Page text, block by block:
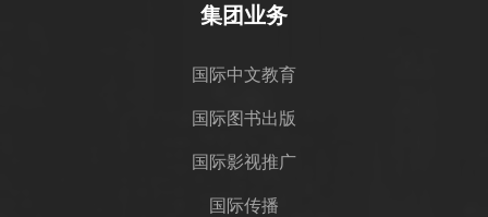
集团业务
国际中文教育
国际图书出版
国际影视推广
国际传播